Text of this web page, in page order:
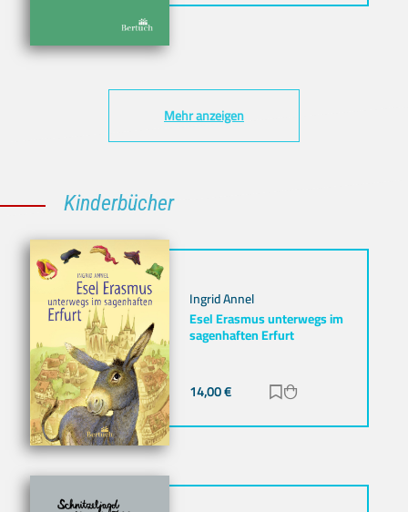
Mehr anzeigen
Kinderbücher
Ingrid Annel
Esel Erasmus unterwegs im
sagenhaften Erfurt
14,00€ Zur Merkliste